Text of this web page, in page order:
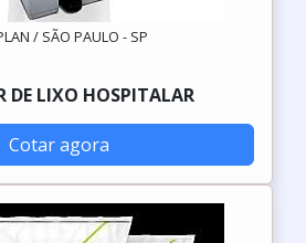
/ SÃO PAULO - SP
DE LIXO HOSPITALAR
Cotar agora